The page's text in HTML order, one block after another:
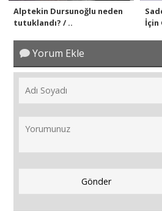
Alptekin Dursunoğlu neden
tutuklandı? / ..
İçin
Yorum Ekle